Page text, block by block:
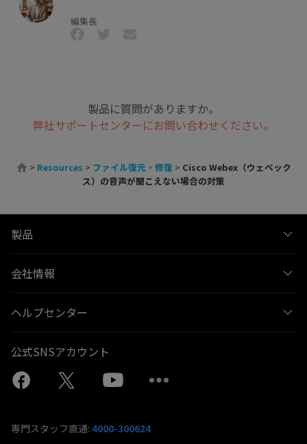
編集長
製品に質問がありますか。
弊社サポートセンターにお問い合わせください。
> Resources > ファイル復元・修復 > Cisco Webex（ウェベック
ス）の音声が聞こえない場合の対策
製品
会社情報
ヘルプセンター
公式SNSアカウント
専門スタッフ直通: 4000-300624